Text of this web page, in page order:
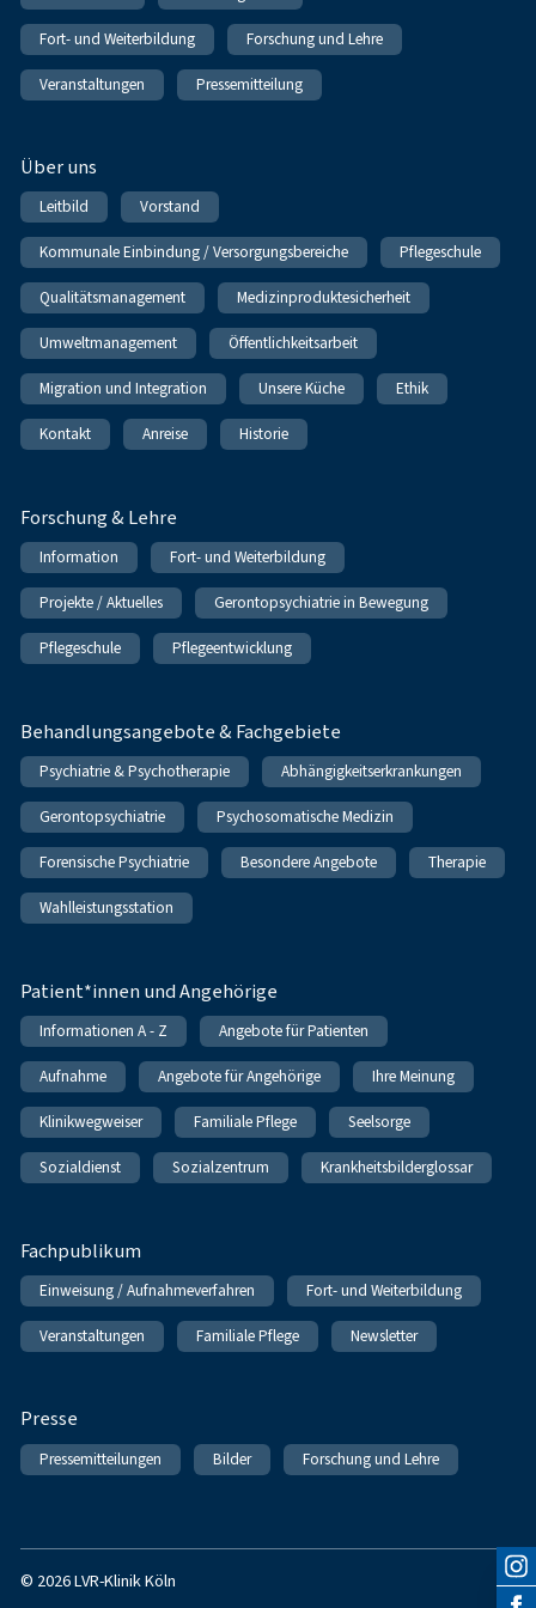
Fort- und Weiterbildung Forschung und Lehre
Veranstaltungen Pressemitteilung
Über uns
Leitbild Vorstand
Kommunale Einbindung / Versorgungsbereiche Pflegeschule
Qualitätsmanagement Medizinproduktesicherheit
Umweltmanagement Öffentlichkeitsarbeit
Migration und Integration Unsere Küche Ethik
Kontakt Anreise Historie
Forschung & Lehre
Information Fort- und Weiterbildung
Projekte / Aktuelles Gerontopsychiatrie in Bewegung
Pflegeschule Pflegeentwicklung
Behandlungsangebote & Fachgebiete
Psychiatrie & Psychotherapie Abhängigkeitserkrankungen
Gerontopsychiatrie Psychosomatische Medizin
Forensische Psychiatrie Besondere Angebote Therapie
Wahlleistungsstation
Patient*innen und Angehörige
Informationen A - Z Angebote für Patienten
Aufnahme Angebote für Angehörige Ihre Meinung
Klinikwegweiser Familiale Pflege Seelsorge
Sozialdienst Sozialzentrum Krankheitsbilderglossar
Fachpublikum
Einweisung / Aufnahmeverfahren Fort- und Weiterbildung
Veranstaltungen Familiale Pflege Newsletter
Presse
Pressemitteilungen Bilder Forschung und Lehre
© 2026 LVR-Klinik Köln